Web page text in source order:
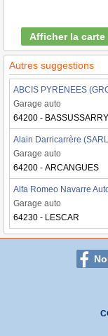
Afficher la carte
Autres suggestions
ABCIS PYRENEES
Garage auto
64200 - BASSUSSARRY
Alain Darricarrère
Garage auto
64200 - ARCANGUES
Alfa Romeo Navarre
Garage auto
64230 - LESCAR